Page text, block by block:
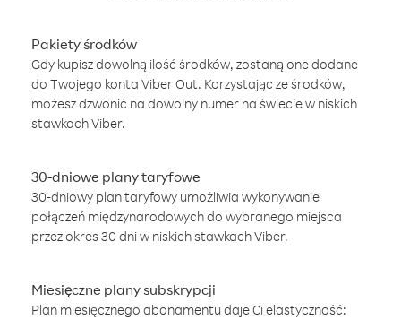
Pakiety środków
Gdy kupisz dowolną ilość środków, zostaną one dodane
do Twojego konta Viber Out. Korzystając ze środków,
możesz dzwonić na dowolny numer na świecie w niskich
stawkach Viber.
30-dniowe plany taryfowe
30-dniowy plan taryfowy umożliwia wykonywanie
połączeń międzynarodowych do wybranego miejsca
przez okres 30 dni w niskich stawkach Viber.
Miesięczne plany subskrypcji
Plan miesięcznego abonamentu daje Ci elastyczność: